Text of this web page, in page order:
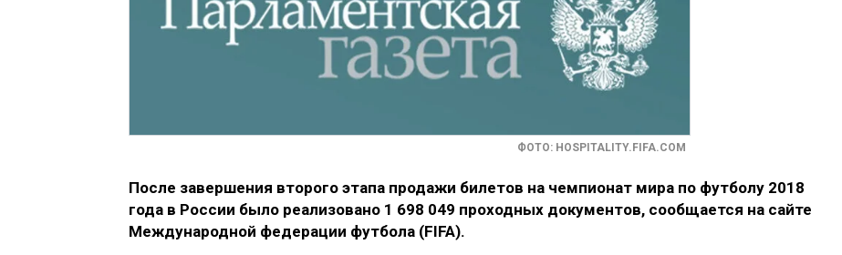
ФОТО: HOSPITALITY.FIFA.COM
После завершения второго этапа продажи билетов на чемпионат мира по футболу 2018
года в России было реализовано 1 698 049 проходных документов, сообщается на сайте
Международной федерации футбола (FIFA).